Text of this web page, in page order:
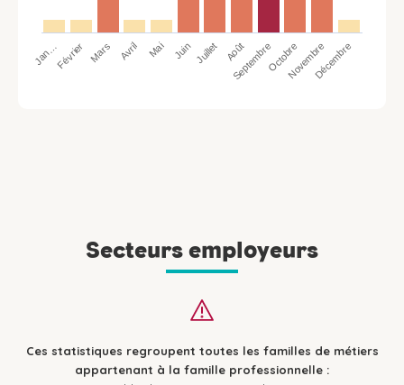
Jan…Février Mars Avril Mai Juin Juillet Août
SeptembreOctobreNovembreDécembre
Secteurs employeurs
Ces statistiques regroupent toutes les familles de métiers
appartenant à la famille professionnelle :